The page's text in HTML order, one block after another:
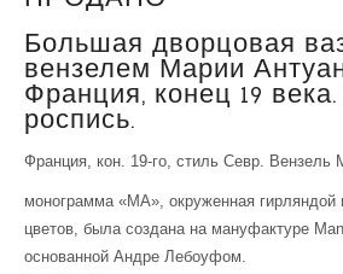
Большая дворцовая
вензелем Марии
Франция, конец 19
роспись.
Франция, кон. 19-го, стиль Севр. Вензель
монограмма «MA», окруженная гирляндой
цветов, была создана на мануфактуре
основанной Андре Лебоуфом.